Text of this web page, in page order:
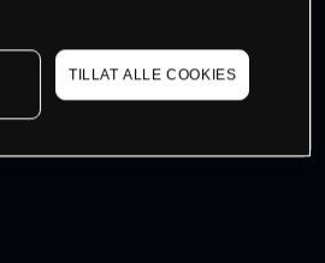
Log in
TILLAT ALLE COOKIES